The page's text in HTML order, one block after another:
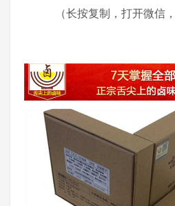
（长按复制，打开微信